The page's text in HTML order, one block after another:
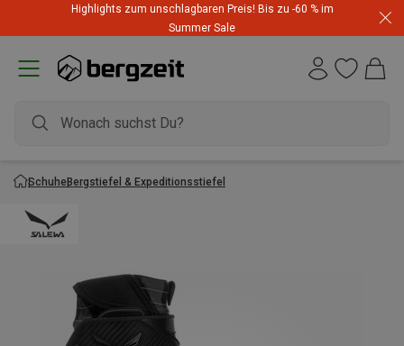
Highlights zum unschlagbaren Preis! Bis zu -60 % im
Summer Sale
SchuheBergstiefel & Expeditionsstiefel